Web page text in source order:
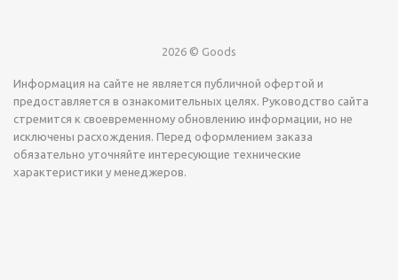
2026 © Goods
Информация на сайте не является публичной офертой и
предоставляется в ознакомительных целях. Руководство сайта
стремится к своевременному обновлению информации, но не
исключены расхождения. Перед оформлением заказа
обязательно уточняйте интересующие технические
характеристики у менеджеров.